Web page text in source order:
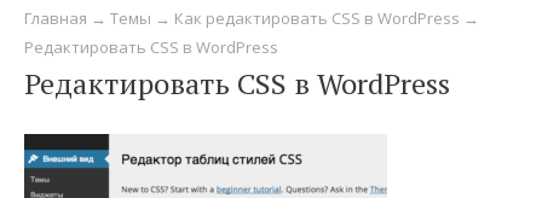
к
Главная → Темы → Как редактировать CSS в WordPress →
Редактировать CSS в WordPress
Редактировать CSS в WordPress